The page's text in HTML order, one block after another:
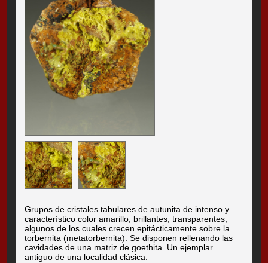
Grupos de cristales tabulares de autunita de intenso y
característico color amarillo, brillantes, transparentes,
algunos de los cuales crecen epitácticamente sobre la
torbernita (metatorbernita). Se disponen rellenando las
cavidades de una matriz de goethita. Un ejemplar
antiguo de una localidad clásica.